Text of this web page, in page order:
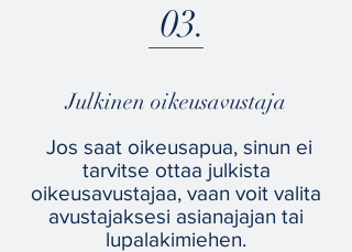
03.
Julkinen oikeusavustaja
Jos saat oikeusapua, sinun ei
tarvitse ottaa julkista
oikeusavustajaa, vaan voit valita
avustajaksesi asianajajan tai
lupalakimiehen.